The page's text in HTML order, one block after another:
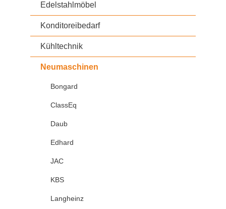
Edelstahlmöbel
Konditoreibedarf
Kühltechnik
Neumaschinen
Bongard
ClassEq
Daub
Edhard
JAC
KBS
Langheinz